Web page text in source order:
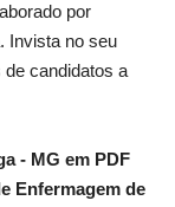
por
Invista no seu
de candidatos a
- MG em PDF
Enfermagem de